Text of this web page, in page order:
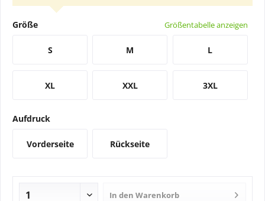
Größe Größentabelle anzeigen
S M L
XL XXL 3XL
Aufdruck
Vorderseite Rückseite
In den Warenkorb